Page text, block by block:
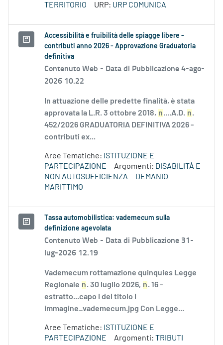
TERRITORIO
URP: URP COMUNICA
Accessibilità e fruibilità delle spiagge libere -
contributi anno 2026 - Approvazione Graduatoria
definitiva
Contenuto Web - Data di Pubblicazione 4-ago-
2026 10.22
In attuazione delle predette finalità, è stata
approvata la L.R. 3 ottobre 2018, n....A.D. n.
452/2026 GRADUATORIA DEFINITIVA 2026 -
contributi ex...
Aree Tematiche: ISTITUZIONE E
PARTECIPAZIONE
Argomenti: DISABILITÀ E
NON AUTOSUFFICIENZA
DEMANIO
MARITTIMO
Tassa automobilistica: vademecum sulla
definizione agevolata
Contenuto Web - Data di Pubblicazione 31-
lug-2026 12.19
Vademecum rottamazione quinquies Legge
Regionale n. 30 luglio 2026, n. 16 -
estratto...capo I del titolo I
immagine_vademecum.jpg Con Legge...
Aree Tematiche: ISTITUZIONE E
PARTECIPAZIONE
Argomenti: TRIBUTI